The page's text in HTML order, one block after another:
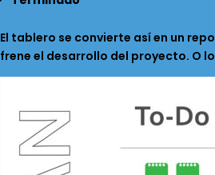
El tablero se convierte así en un
frene el desarrollo del proyecto. O